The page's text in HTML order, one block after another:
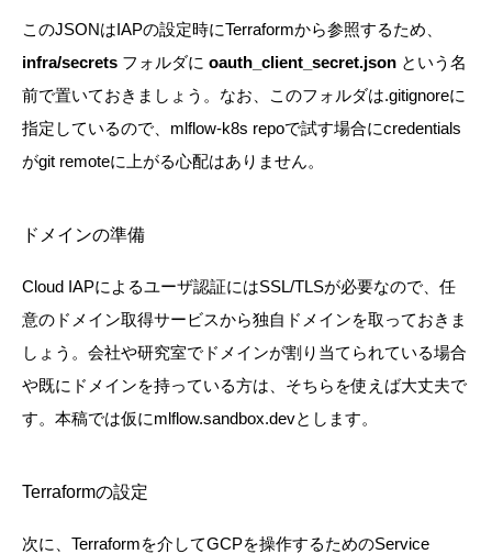
このJSONはIAPの設定時にTerraformから参照するため、
infra/secrets フォルダに oauth_client_secret.json という名
前で置いておきましょう。なお、このフォルダは.gitignoreに
指定しているので、mlflow-k8s repoで試す場合にcredentials
がgit remoteに上がる心配はありません。
ドメインの準備
Cloud IAPによるユーザ認証にはSSL/TLSが必要なので、任
意のドメイン取得サービスから独自ドメインを取っておきま
しょう。会社や研究室でドメインが割り当てられている場合
や既にドメインを持っている方は、そちらを使えば大丈夫で
す。本稿では仮にmlflow.sandbox.devとします。
Terraformの設定
次に、Terraformを介してGCPを操作するためのService